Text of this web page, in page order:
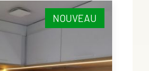
NOUVEAU